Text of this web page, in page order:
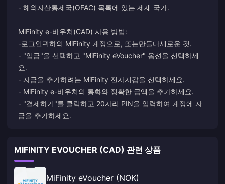
- 해외자산통제국(OFAC) 목록에 있는 제재 국가.
MiFinity e-바우처(CAD) 사용 방법:
-로그인귀하의 MiFinity 계정으로, 또는만들다새로운 것.
- "입금"을 선택하고 "MiFinity eVoucher" 옵션을 선택하세
요.
- 자금을 추가하려는 MiFinity 전자지갑을 선택하세요.
- MiFinity e-바우처의 통화와 정확한 금액을 추가하세요.
- "결제하기"를 클릭하고 20자리 PIN을 입력하여 계정에 자
금을 추가하세요.
MIFINITY EVOUCHER (CAD) 관련 상품
MiFinity eVoucher (NOK)